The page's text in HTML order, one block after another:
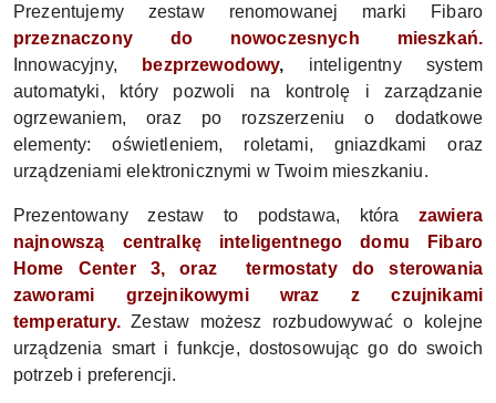
Prezentujemy zestaw renomowanej marki Fibaro
przeznaczony do nowoczesnych mieszkań.
Innowacyjny,
bezprzewodowy, inteligentny system
automatyki, który pozwoli na kontrolę i zarządzanie
ogrzewaniem, oraz po rozszerzeniu o dodatkowe
elementy: oświetleniem, roletami, gniazdkami oraz
urządzeniami elektronicznymi w Twoim mieszkaniu.
Prezentowany zestaw to podstawa, która zawiera
najnowszą centralkę inteligentnego domu Fibaro
Home Center 3, oraz termostaty do sterowania
zaworami grzejnikowymi wraz z czujnikami
temperatury.Zestaw możesz rozbudowywać o kolejne
urządzenia smart i funkcje, dostosowując go do swoich
potrzeb i preferencji.